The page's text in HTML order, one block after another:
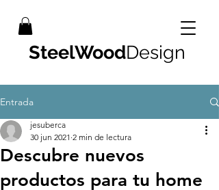
SteelWoodDesign
Entrada
Descubre nuevos
productos para tu home
jesuberca
30 jun 2021 2 min de lectura